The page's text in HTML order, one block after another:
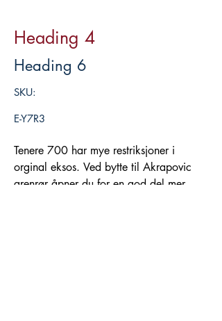
Heading 4
Heading 6
SKU:
E-Y7R3
Tenere 700 har mye restriksjoner i
orginal eksos. Ved bytte til Akrapovic
grenrør åpner du for en god del mer